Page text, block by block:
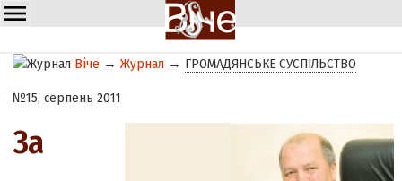
Віче →Журнал → ГРОМАДЯНСЬКЕ СУСПІЛЬСТВО
№15, серпень 2011
За